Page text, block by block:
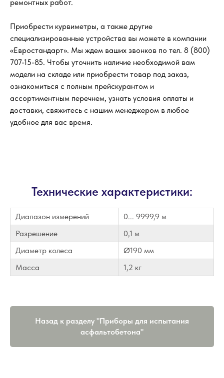
ремонтных работ.
Приобрести курвиметры, а также другие
специализированные устройства вы можете в компании
«Евростандарт». Мы ждем ваших звонков по тел. 8 (800)
707-15-85. Чтобы уточнить наличие необходимой вам
модели на складе или приобрести товар под заказ,
ознакомиться с полным прейскурантом и
ассортиментным перечнем, узнать условия оплаты и
доставки, свяжитесь с нашим менеджером в любое
удобное для вас время.
Технические характеристики:
Диапазон измерений
0... 9999,9 м
Разрешение
0,1 м
Диаметр колеса
Ø190 мм
Масса
1,2 кг
Назад к разделу "Приборы для испытания
асфальтобетона"